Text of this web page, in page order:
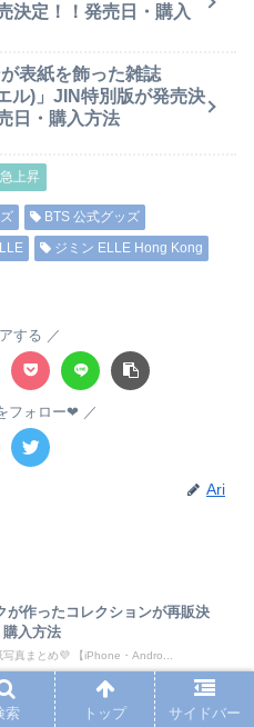
決定！！発売日・購入
表紙を飾った雑誌
ル)」JIN特別版が発売決
日・購入方法
急上昇
BTS 公式グッズ
ジミン ELLE Hong Kong
する
フォロー❤︎
Ari
が作ったコレクションが再販決
購入方法
写真まとめ💜 【iPhone・Andro...
から日本ARMYへ向けた日本語メ
索 トップ サイドバー